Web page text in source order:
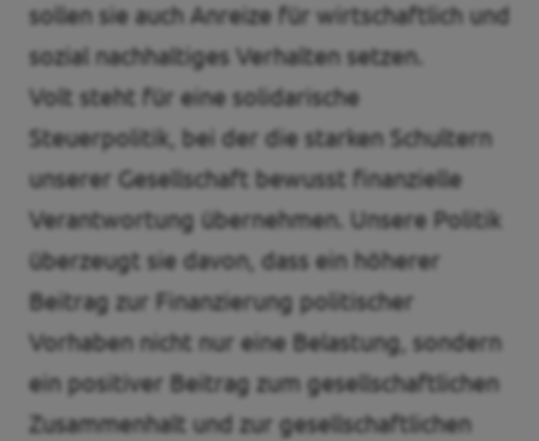
sollen sie auch Anreize für wirtschaftlich und
sozial nachhaltiges Verhalten setzen.
Volt steht für eine solidarische
Steuerpolitik, bei der die starken Schultern
unserer Gesellschaft bewusst finanzielle
Verantwortung übernehmen. Unsere Politik
überzeugt sie davon, dass ein höherer
Beitrag zur Finanzierung politischer
Vorhaben nicht nur eine Belastung, sondern
ein positiver Beitrag zum gesellschaftlichen
Zusammenhalt und zur gesellschaftlichen